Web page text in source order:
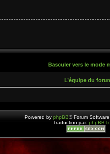
Basculer vers le mode
L’équipe du
Powered by phpBB® Forum
Traduction par: phpBB-